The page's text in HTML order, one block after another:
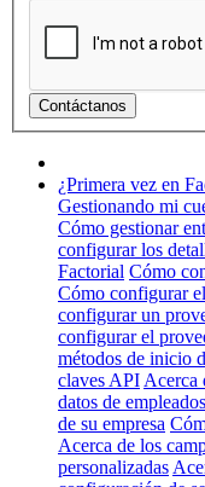
¿Primera vez en
Gestionando mi
Cómo gestionar
configurar los
Factorial Cómo
Cómo configurar
configurar un
configurar el
métodos de inicio
claves API Acerca
datos de empleados
de su empresa
Acerca de los
personalizadas